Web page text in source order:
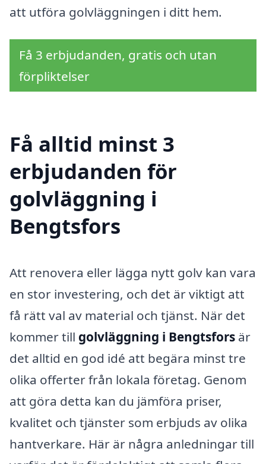
att utföra golvläggningen i ditt hem.
Få 3 erbjudanden, gratis och utan
förpliktelser
Få alltid minst 3
erbjudanden för
golvläggning i
Bengtsfors
Att renovera eller lägga nytt golv kan vara
en stor investering, och det är viktigt att
få rätt val av material och tjänst. När det
kommer till golvläggning i Bengtsfors är
det alltid en god idé att begära minst tre
olika offerter från lokala företag. Genom
att göra detta kan du jämföra priser,
kvalitet och tjänster som erbjuds av olika
hantverkare. Här är några anledningar till